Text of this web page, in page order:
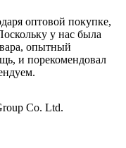
оптовой покупке,
у нас была
опытный
и порекомендовал
Co. Ltd.